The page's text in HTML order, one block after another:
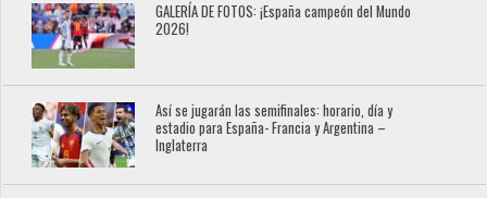
GALERÍA DE FOTOS: ¡España campeón del Mundo
2026!
Así se jugarán las semifinales: horario, día y
estadio para España- Francia y Argentina –
Inglaterra